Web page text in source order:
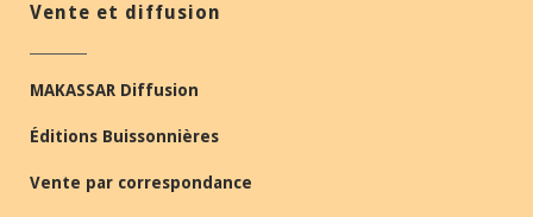
Vente et diffusion
MAKASSAR Diffusion
Éditions Buissonnières
Vente par correspondance